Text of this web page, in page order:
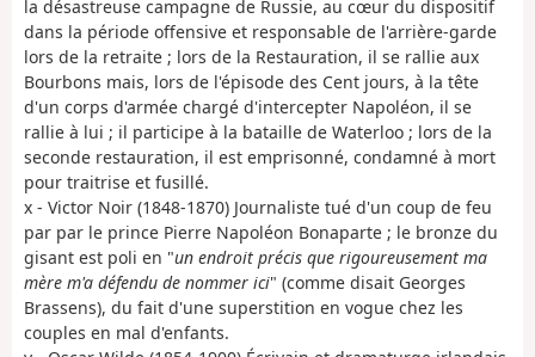
la désastreuse campagne de Russie, au cœur du dispositif
dans la période offensive et responsable de l'arrière-garde
lors de la retraite ; lors de la Restauration, il se rallie aux
Bourbons mais, lors de l'épisode des Cent jours, à la tête
d'un corps d'armée chargé d'intercepter Napoléon, il se
rallie à lui ; il participe à la bataille de Waterloo ; lors de la
seconde restauration, il est emprisonné, condamné à mort
pour traitrise et fusillé.
x - Victor Noir (1848-1870) Journaliste tué d'un coup de feu
par par le prince Pierre Napoléon Bonaparte ; le bronze du
gisant est poli en "un endroit précis que rigoureusement ma
mère m'a défendu de nommer ici" (comme disait Georges
Brassens), du fait d'une superstition en vogue chez les
couples en mal d'enfants.